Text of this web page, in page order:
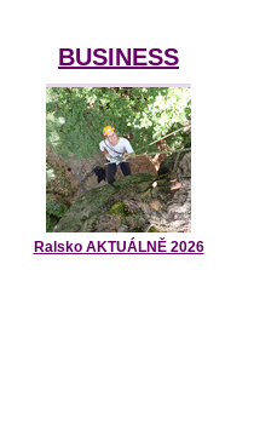
BUSINESS
Ralsko AKTUÁLNĚ 2026